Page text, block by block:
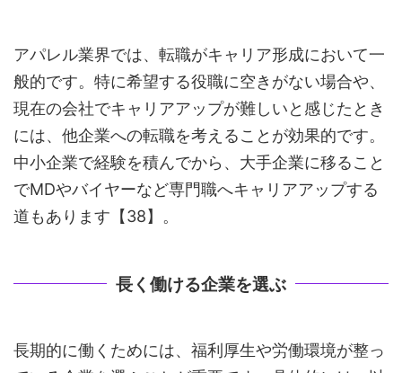
アパレル業界では、転職がキャリア形成において一
般的です。特に希望する役職に空きがない場合や、
現在の会社でキャリアアップが難しいと感じたとき
には、他企業への転職を考えることが効果的です。
中小企業で経験を積んでから、大手企業に移ること
でMDやバイヤーなど専門職へキャリアアップする
道もあります【38】。
長く働ける企業を選ぶ
長期的に働くためには、福利厚生や労働環境が整っ